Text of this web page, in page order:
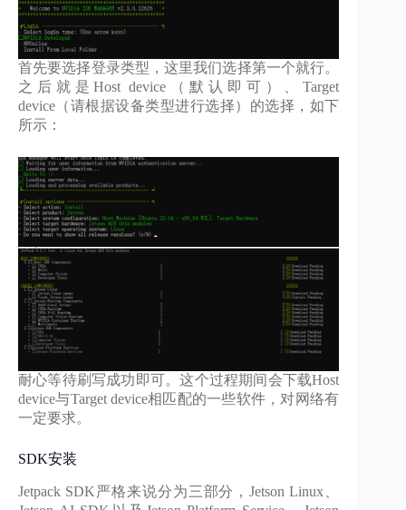
首先要选择登录类型，这里我们选择第一个就行。
之后就是Host device（默认即可）、Target
device（请根据设备类型进行选择）的选择，如下
所示：
耐心等待刷写成功即可。这个过程期间会下载Host
device与Target device相匹配的一些软件，对网络有
一定要求。
SDK安装
Jetpack SDK严格来说分为三部分，Jetson Linux、